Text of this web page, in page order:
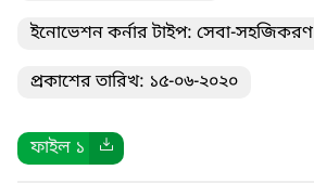
ইনোভেশন কর্নার টাইপ: সেবা-সহজিকরণ
প্রকাশের তারিখ: ১৫-০৬-২০২০
ফাইল ১